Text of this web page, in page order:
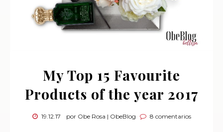
My Top 15 Favourite
Products of the year 2017
19.12.17 por Obe Rosa | ObeBlog 8 comentarios